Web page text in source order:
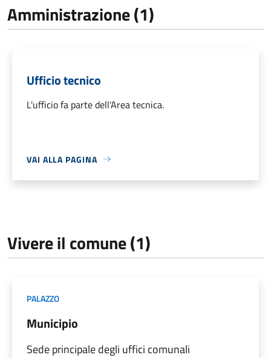
Amministrazione (1)
Ufficio tecnico
L'ufficio fa parte dell'Area tecnica.
VAI ALLA PAGINA
Vivere il comune (1)
PALAZZO
Municipio
Sede principale degli uffici comunali